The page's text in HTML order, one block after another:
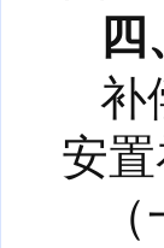
补
安置